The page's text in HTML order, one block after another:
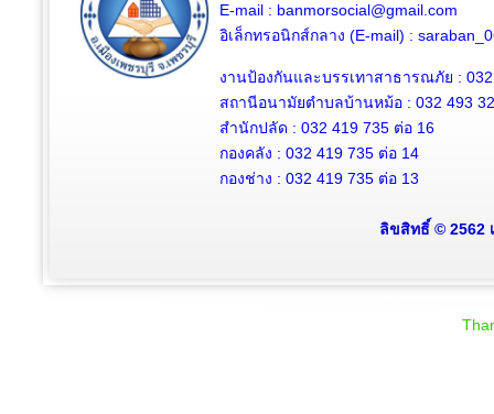
E-mail : banmorsocial@gmail.com
อิเล็กทรอนิกส์กลาง (E-mail) :
งานป้องกันและบรรเทาสาธารณภัย :
สถานีอนามัยตำบลบ้านหม้อ : 032 493
สำนักปลัด : 032 419 735 ต่อ 16
กองคลัง : 032 419 735 ต่อ 14
กองช่าง : 032 419 735 ต่อ 13
ลิขสิทธิ์ © 2562